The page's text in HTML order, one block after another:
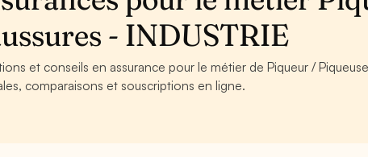
- INDUSTRIE
et conseils en assurance pour le métier de Piqueur /
comparaisons et souscriptions en ligne.